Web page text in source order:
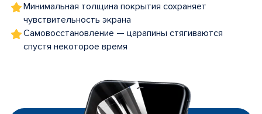
Минимальная толщина покрытия сохраняет
чувствительность экрана
Самовосстановление — царапины стягиваются
спустя некоторое время